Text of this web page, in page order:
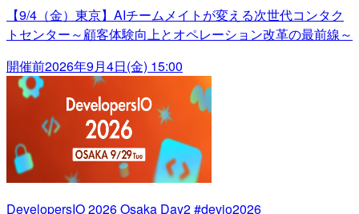
【9/4（金）東京】AIチームメイトが変える次世代コンタク
トセンター～顧客体験向上とオペレーション改革の最前線～
開催前2026年9月4日(金) 15:00
DevelopersIO 2026 Osaka Day2 #devio2026